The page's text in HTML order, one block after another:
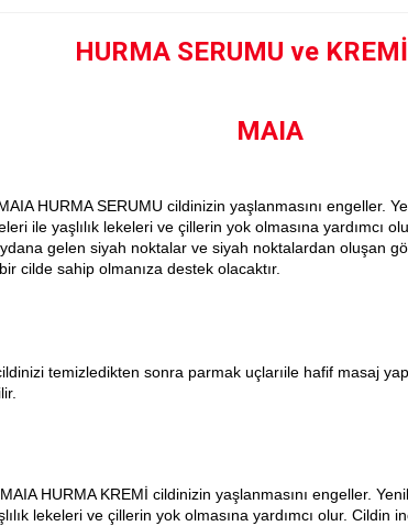
HURMA SERUMU ve
MAIA
HURMA SERUMU cildinizin yaşlanmasını engeller.
ile yaşlılık lekeleri ve çillerin yok olmasına yardımcı
gelen siyah noktalar ve siyah noktalardan oluşan
cilde sahip olmanıza destek olacaktır.
temizledikten sonra parmak uçlarıile hafif masaj
HURMA KREMİ cildinizin yaşlanmasını engeller.
lekeleri ve çillerin yok olmasına yardımcı olur.